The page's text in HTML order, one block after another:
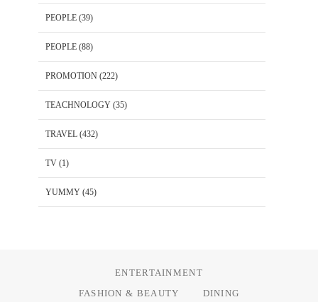
PEOPLE (39)
PEOPLE (88)
PROMOTION (222)
TEACHNOLOGY (35)
TRAVEL (432)
TV (1)
YUMMY (45)
ENTERTAINMENT
FASHION & BEAUTY
DINING